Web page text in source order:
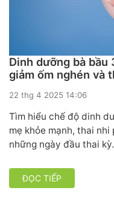
Dinh dưỡng bà bầu
giảm ốm nghén và
22 thg 4 2025 14:06
Tìm hiểu chế độ dinh
mẹ khỏe mạnh, thai
những ngày đầu thai kỳ.
ĐỌC TIẾP